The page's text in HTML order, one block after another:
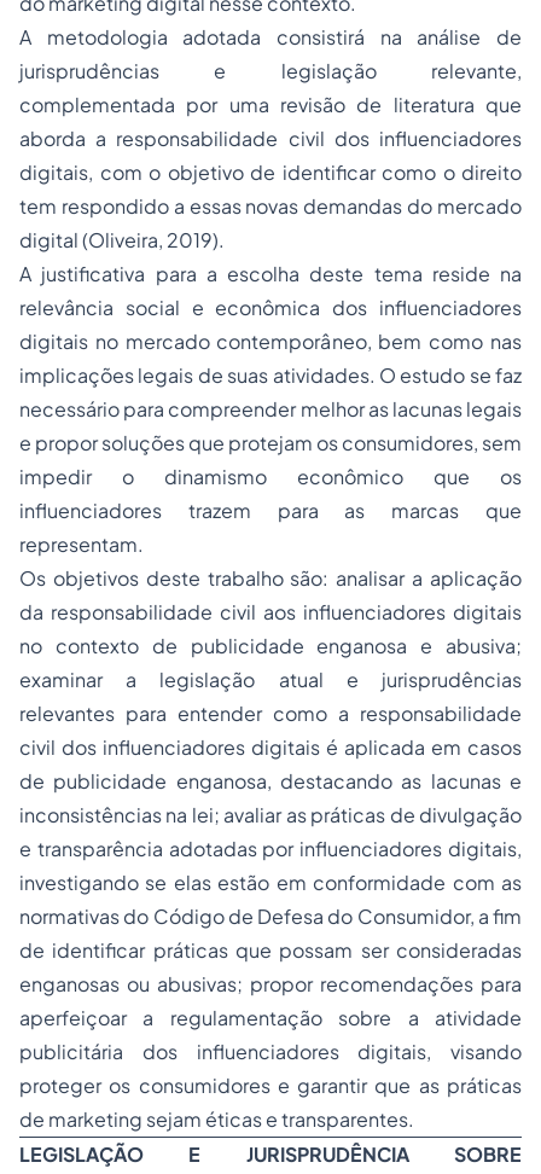
A metodologia adotada consistirá na análise de
jurisprudências e legislação relevante,
complementada por uma revisão de literatura que
aborda a responsabilidade civil dos influenciadores
digitais, com o objetivo de identificar como o direito
tem respondido a essas novas demandas do mercado
digital (Oliveira, 2019).
A justificativa para a escolha deste tema reside na
relevância social e econômica dos influenciadores
digitais no mercado contemporâneo, bem como nas
implicações legais de suas atividades. O estudo se faz
necessário para compreender melhor as lacunas legais
e propor soluções que protejam os consumidores, sem
impedir o dinamismo econômico que os
influenciadores trazem para as marcas que
representam.
Os objetivos deste trabalho são: analisar a aplicação
da responsabilidade civil aos influenciadores digitais
no contexto de publicidade enganosa e abusiva;
examinar a legislação atual e jurisprudências
relevantes para entender como a responsabilidade
civil dos influenciadores digitais é aplicada em casos
de publicidade enganosa, destacando as lacunas e
inconsistências na lei; avaliar as práticas de divulgação
e transparência adotadas por influenciadores digitais,
investigando se elas estão em conformidade com as
normativas do Código de Defesa do Consumidor, a fim
de identificar práticas que possam ser consideradas
enganosas ou abusivas; propor recomendações para
aperfeiçoar a regulamentação sobre a atividade
publicitária dos influenciadores digitais, visando
proteger os consumidores e garantir que as práticas
de marketing sejam éticas e transparentes.
LEGISLAÇÃO E JURISPRUDÊNCIA SOBRE